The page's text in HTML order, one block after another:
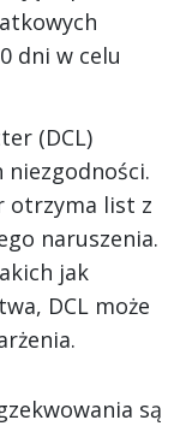
dni w celu
(DCL)
niezgodności.
otrzyma list z
naruszenia.
jak
DCL może
są